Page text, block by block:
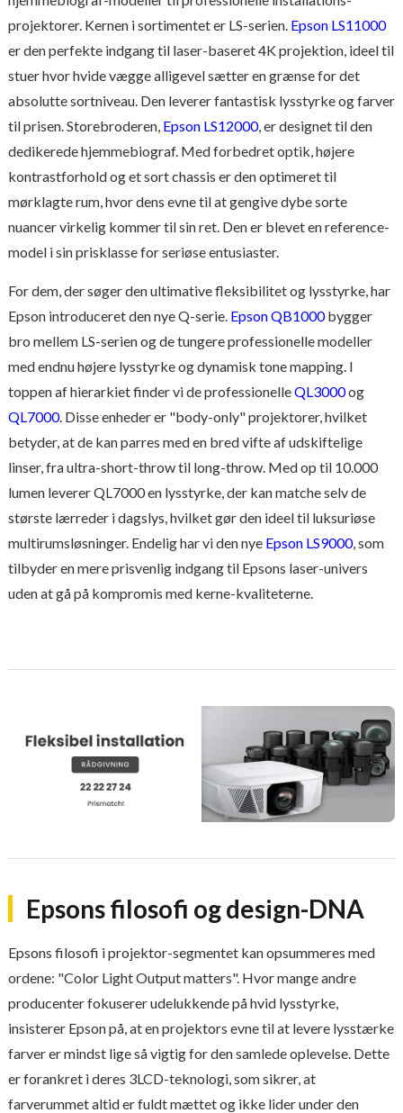
projektorer. Kernen i sortimentet er LS-serien. Epson LS11000
er den perfekte indgang til laser-baseret 4K projektion, ideel til
stuer hvor hvide vægge alligevel sætter en grænse for det
absolutte sortniveau. Den leverer fantastisk lysstyrke og farver
til prisen. Storebroderen, Epson LS12000, er designet til den
dedikerede hjemmebiograf. Med forbedret optik, højere
kontrastforhold og et sort chassis er den optimeret til
mørklagte rum, hvor dens evne til at gengive dybe sorte
nuancer virkelig kommer til sin ret. Den er blevet en reference-
model i sin prisklasse for seriøse entusiaster.
For dem, der søger den ultimative fleksibilitet og lysstyrke, har
Epson introduceret den nye Q-serie. Epson QB1000bygger
bro mellem LS-serien og de tungere professionelle modeller
med endnu højere lysstyrke og dynamisk tone mapping. I
toppen af hierarkiet finder vi de professionelleQL3000og
QL7000. Disse enheder er "body-only" projektorer, hvilket
betyder, at de kan parres med en bred vifte af udskiftelige
linser, fra ultra-short-throw til long-throw. Med op til 10.000
lumen leverer QL7000 en lysstyrke, der kan matche selv de
største lærreder i dagslys, hvilket gør den ideel til luksuriøse
multirumsløsninger. Endelig har vi den nye Epson LS9000, som
tilbyder en mere prisvenlig indgang til Epsons laser-univers
uden at gå på kompromis med kerne-kvaliteterne.
Epsons filosofi og design-DNA
Epsons filosofi i projektor-segmentet kan opsummeres med
ordene: "Color Light Output matters". Hvor mange andre
producenter fokuserer udelukkende på hvid lysstyrke,
insisterer Epson på, at en projektors evne til at levere lysstærke
farver er mindst lige så vigtig for den samlede oplevelse. Dette
er forankret i deres 3LCD-teknologi, som sikrer, at
farverummet altid er fuldt mættet og ikke lider under den